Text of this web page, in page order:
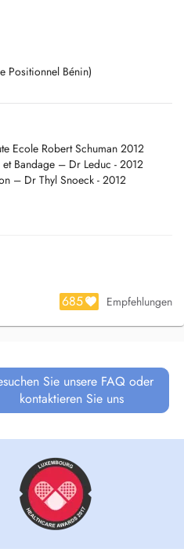
Positionnel Bénin)
par le médecin.
Ecole Robert Schuman 2012
Bandage – Dr Leduc - 2012
– Dr Thyl Snoeck - 2012
685 Empfehlungen
Sie unsere FAQ oder
kontaktieren Sie uns